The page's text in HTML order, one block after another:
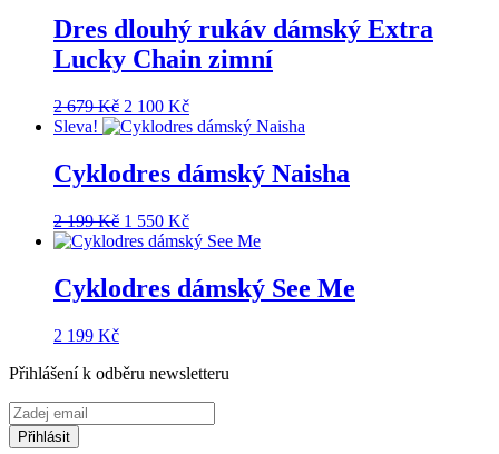
2
199 Kč.
1
550 Kč.
Dres dlouhý rukáv dámský Extra
Lucky Chain zimní
2 679Kč Původní
cena
2
679 Kč.
2 100 KčAktuální
cena
2
100 Kč.
Sleva!
Cyklodres dámský Naisha
2 199Kč Původní
cena
2
199 Kč.
1 550 KčAktuální
cena
1
550 Kč.
Cyklodres dámský See Me
2 199 Kč
Přihlášení k odběru newsletteru